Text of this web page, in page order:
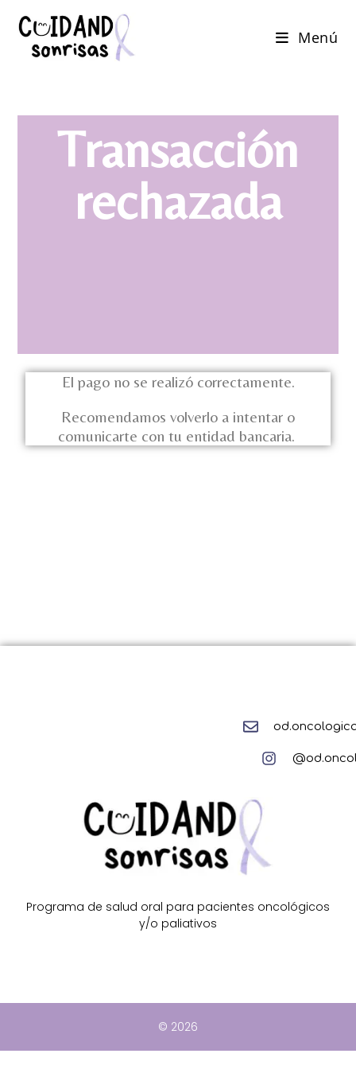
Menú
Transacción
rechazada
El pago no se realizó correctamente.
Recomendamos volverlo a intentar o
comunicarte con tu entidad bancaria.
Programa de salud oral para pacientes oncológicos
y/o paliativos
© 2026